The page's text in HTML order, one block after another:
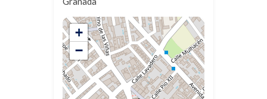
+
−